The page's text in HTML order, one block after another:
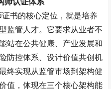
师认证体系
书的核心定位，就是培养
监管人才。它要求从业者不
站在公共健康、产业发展和
防控体系、设计价值共创机
终实现从监管市场到架构健
值，体现在三个核心架构能